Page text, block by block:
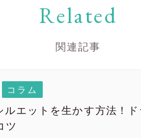
Related
関連記事
コラム
ルエットを生かす方法！
ツ